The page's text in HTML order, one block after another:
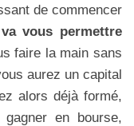
de commencer
vous permettre
faire la main sans
aurez un capital
alors déjà formé,
en bourse,